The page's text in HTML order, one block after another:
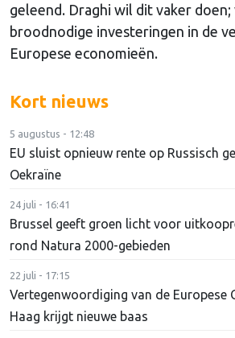
geleend. Draghi wil dit vaker
broodnodige investeringen in de
Europese economieën.
Kort nieuws
5 augustus - 12:48
EU sluist opnieuw rente op Russisch
Oekraïne
24 juli - 16:41
Brussel geeft groen licht voor
rond Natura 2000-gebieden
22 juli - 17:15
Vertegenwoordiging van de Europese
Haag krijgt nieuwe baas